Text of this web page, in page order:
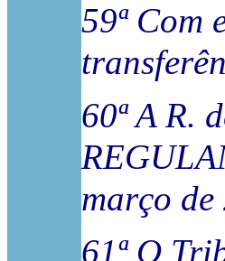
59ª Com
60ª A R.
março
61ª O